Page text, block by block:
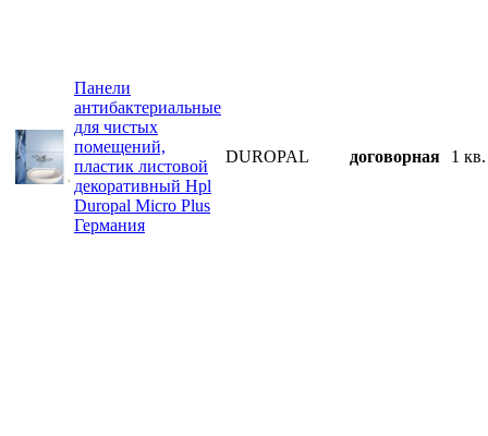
Панели
антибактериальные
для чистых
помещений,
пластик листовой
декоративный Hpl
Duropal Micro Plus
Германия
DUROPAL договорная 1